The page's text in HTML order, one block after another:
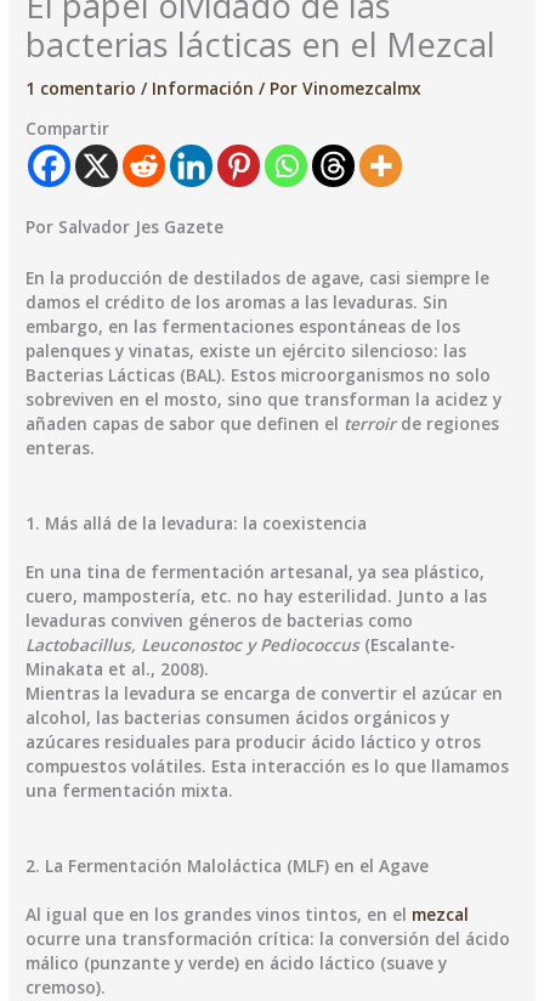
bacterias lácticas en el Mezcal
1 comentario / Información / PorVinomezcalmx
Compartir
Por Salvador Jes Gazete
​En la producción de destilados de agave, casi siempre le
damos el crédito de los aromas a las levaduras. Sin
embargo, en las fermentaciones espontáneas de los
palenques y vinatas, existe un ejército silencioso: las
Bacterias Lácticas (BAL). Estos microorganismos no solo
sobreviven en el mosto, sino que transforman la acidez y
añaden capas de sabor que definen el terroirde regiones
enteras.
​1. Más allá de la levadura: la coexistencia
​En una tina de fermentación artesanal, ya sea plástico,
cuero, mampostería, etc. no hay esterilidad. Junto a las
levaduras conviven géneros de bacterias como
Lactobacillus, Leuconostoc y Pediococcus(Escalante-
Minakata et al., 2008).
​Mientras la levadura se encarga de convertir el azúcar en
alcohol, las bacterias consumen ácidos orgánicos y
azúcares residuales para producir ácido láctico y otros
compuestos volátiles. Esta interacción es lo que llamamos
una fermentación mixta.
​2. La Fermentación Maloláctica (MLF) en el Agave
​Al igual que en los grandes vinos tintos, en el mezcal
ocurre una transformación crítica: la conversión del ácido
málico (punzante y verde) en ácido láctico (suave y
cremoso).